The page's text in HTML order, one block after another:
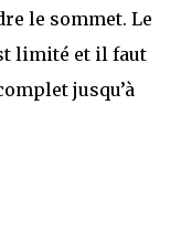
le sommet. Le
limité et il faut
jusqu’à